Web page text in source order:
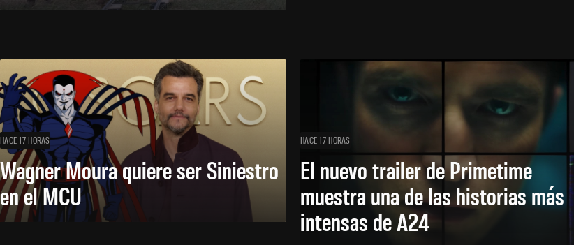
HACE 17 HORAS
Wagner Moura quiere ser Siniestro
en el MCU
HACE 17 HORAS
El nuevo trailer de Primetime
muestra una de las historias más
intensas de A24